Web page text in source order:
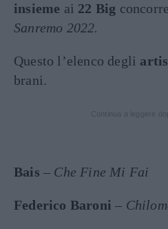
insieme ai 22 Big
Sanremo 2022.
Questo l’elenco degli
brani.
Bais – Che Fine Mi Fai
Federico Baroni –